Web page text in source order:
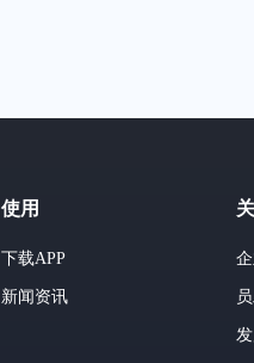
使用
下载APP
新闻资讯